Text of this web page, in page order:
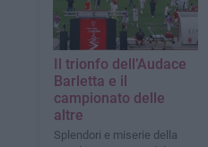
Il trionfo dell’Audace
Barletta e il
campionato delle
altre
Splendori e miserie della